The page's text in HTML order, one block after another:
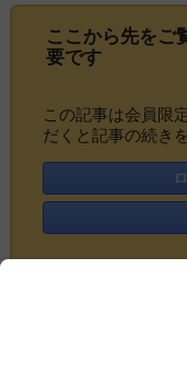
ここから先をご
要です
この記事は会員限
だくと記事の続き